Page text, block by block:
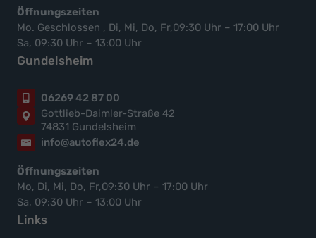
Öffnungszeiten
Mo. Geschlossen , Di, Mi, Do, Fr,09:30 Uhr – 17:00 Uhr
Sa, 09:30 Uhr – 13:00 Uhr
Gundelsheim
06269 42 87 00
Gottlieb-Daimler-Straße 42
74831 Gundelsheim
info@autoflex24.de
Öffnungszeiten
Mo, Di, Mi, Do, Fr,09:30 Uhr – 17:00 Uhr
Sa, 09:30 Uhr – 13:00 Uhr
Links